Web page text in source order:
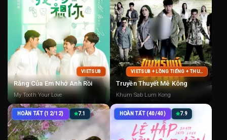
VIETSUB
Răng Của Em Nhớ Anh Rồi
My Tooth Your Love
VIETSUB + LỒNG TIẾNG + THUYẾT MINH
Truyền Thuyết Mê Kông
Khum Sab Lum Kong
HOÀN TẤT (12/12) 7.1 HOÀN TẤT (40/40) 7.9